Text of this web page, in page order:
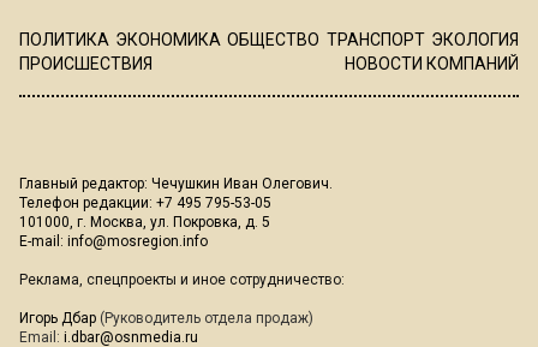
ПОЛИТИКА ЭКОНОМИКА ОБЩЕСТВО ТРАНСПОРТ ЭКОЛОГИЯ
ПРОИСШЕСТВИЯ
НОВОСТИ КОМПАНИЙ
Главный редактор: Чечушкин Иван Олегович.
Телефон редакции: +7 495 795-53-05
101000, г. Москва, ул. Покровка, д. 5
E-mail: info@mosregion.info
Реклама, спецпроекты и иное сотрудничество:
Игорь Дбар (Руководитель отдела продаж)
Email: i.dbar@osnmedia.ru